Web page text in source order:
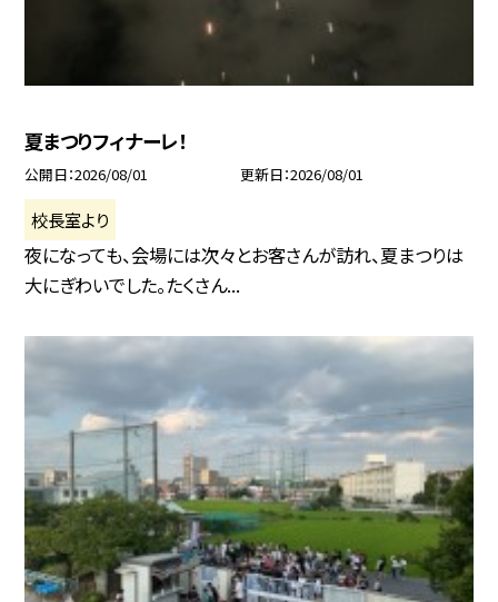
夏まつりフィナーレ！
公開日 2026/08/01 更新日 2026/08/01
校長室より
夜になっても、会場には次々とお客さんが訪れ、夏まつりは
大にぎわいでした。たくさん...